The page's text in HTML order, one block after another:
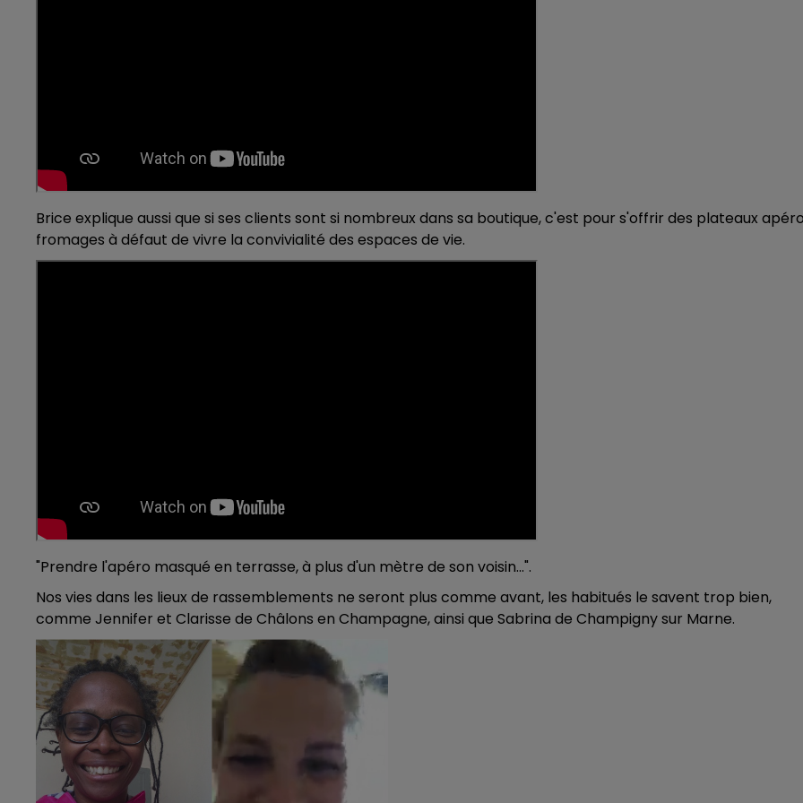
Brice explique aussi que si ses clients sont si nombreux dans sa boutique, c'est pour s'offrir des plateaux
fromages à défaut de vivre la convivialité des espaces de vie.
"Prendre l'apéro masqué en terrasse, à plus d'un mètre de son voisin...".
Nos vies dans les lieux de rassemblements ne seront plus comme avant, les habitués le savent trop bien,
comme Jennifer et Clarisse de Châlons en Champagne, ainsi que Sabrina de Champigny sur Marne.